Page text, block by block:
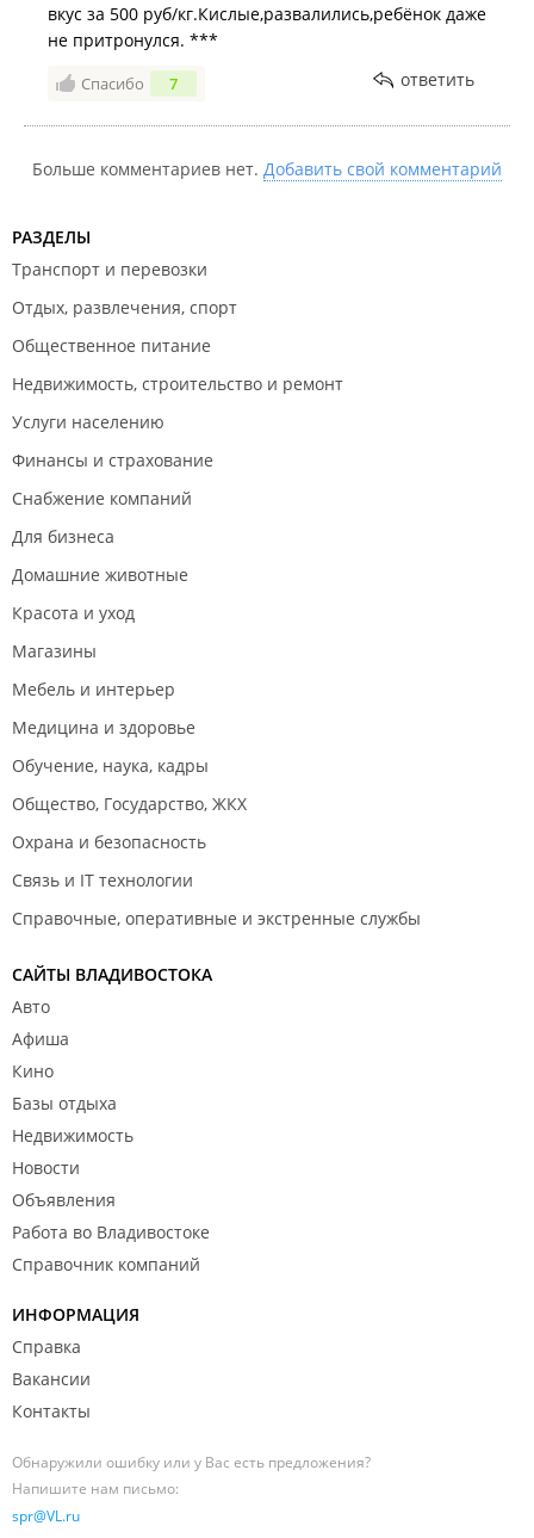
вкус за 500 руб/кг.Кислые,развалились,ребёнок даже
не притронулся. ***
Спасибо 7 ответить
Больше комментариев нет. Добавить свой комментарий
РАЗДЕЛЫ
Транспорт и перевозки
Отдых, развлечения, спорт
Общественное питание
Недвижимость, строительство и ремонт
Услуги населению
Финансы и страхование
Снабжение компаний
Для бизнеса
Домашние животные
Красота и уход
Магазины
Мебель и интерьер
Медицина и здоровье
Обучение, наука, кадры
Общество, Государство, ЖКХ
Охрана и безопасность
Связь и IT технологии
Справочные, оперативные и экстренные службы
САЙТЫ ВЛАДИВОСТОКА
Авто
Афиша
Кино
Базы отдыха
Недвижимость
Новости
Объявления
Работа во Владивостоке
Справочник компаний
ИНФОРМАЦИЯ
Справка
Вакансии
Контакты
Обнаружили ошибку или у Вас есть предложения?
Напишите нам письмо:
spr@VL.ru